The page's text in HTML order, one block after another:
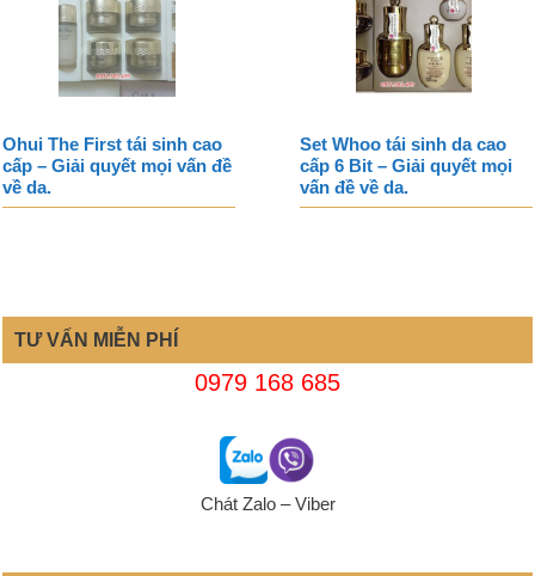
Ohui The First tái sinh cao
cấp – Giải quyết mọi vấn đề
về da.
Set Whoo tái sinh da cao
cấp 6 Bit – Giải quyết mọi
vấn đề về da.
TƯ VẤN MIỄN PHÍ
0979 168 685
Chát Zalo – Viber